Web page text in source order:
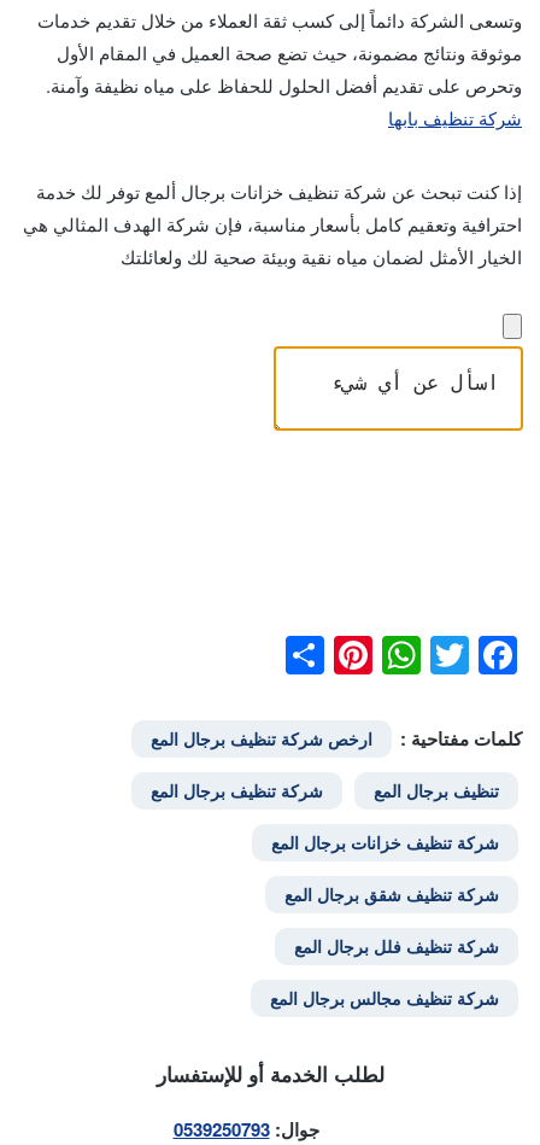
وتسعى الشركة دائماً إلى كسب ثقة العملاء من خلال تقديم خدمات
موثوقة ونتائج مضمونة، حيث تضع صحة العميل في المقام الأول
وتحرص على تقديم أفضل الحلول للحفاظ على مياه نظيفة وآمنة.
شركة تنظيف بابها
إذا كنت تبحث عن شركة تنظيف خزانات برجال ألمع توفر لك خدمة
احترافية وتعقيم كامل بأسعار مناسبة، فإن شركة الهدف المثالي هي
الخيار الأمثل لضمان مياه نقية وبيئة صحية لك ولعائلتك
Facebook
Twitter
WhatsApp
Pinterest
كلمات مفتاحية : ارخص شركة تنظيف برجال المع
تنظيف برجال المع شركة تنظيف برجال المع
شركة تنظيف خزانات برجال المع
شركة تنظيف شقق برجال المع
شركة تنظيف فلل برجال المع
شركة تنظيف مجالس برجال المع
لطلب الخدمة أو للإستفسار
جوال:0539250793